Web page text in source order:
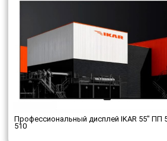
Профессиональный дисплей IKAR 55" ПП
510